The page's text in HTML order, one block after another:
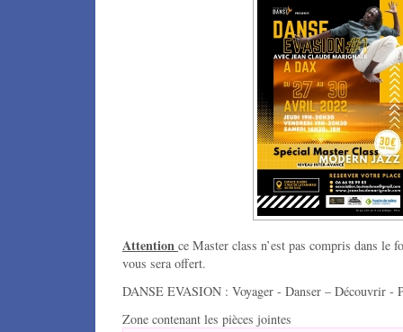
Attention ce Master class n’est pas compris dans le
vous sera offert.
DANSE EVASION : Voyager - Danser – Découvrir -
Zone contenant les pièces jointes